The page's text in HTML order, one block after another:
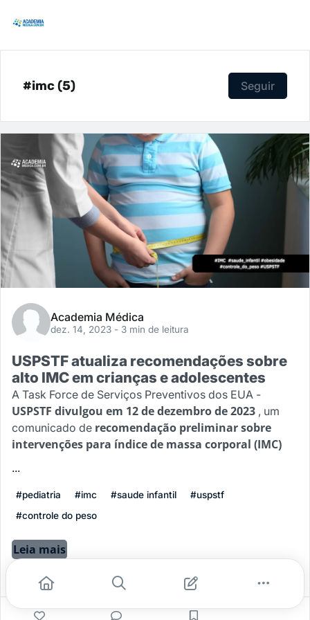
#imc (5) Seguir
Academia Médica
dez. 14, 2023 - 3 min de leitura
USPSTF atualiza recomendações sobre
alto IMC em crianças e adolescentes
A Task Force de Serviços Preventivos dos EUA -
USPSTF divulgou em 12 de dezembro de 2023 , um
comunicado de recomendação preliminar sobre
intervenções para índice de massa corporal (IMC)
...
#pediatria #imc #saude infantil
#uspstf
#controle do peso
Leia mais